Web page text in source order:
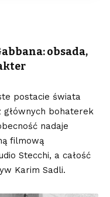
obsada,
postacie świata
głównych bohaterek
nadaje
filmową
Stecchi, a całość
Karim Sadli.